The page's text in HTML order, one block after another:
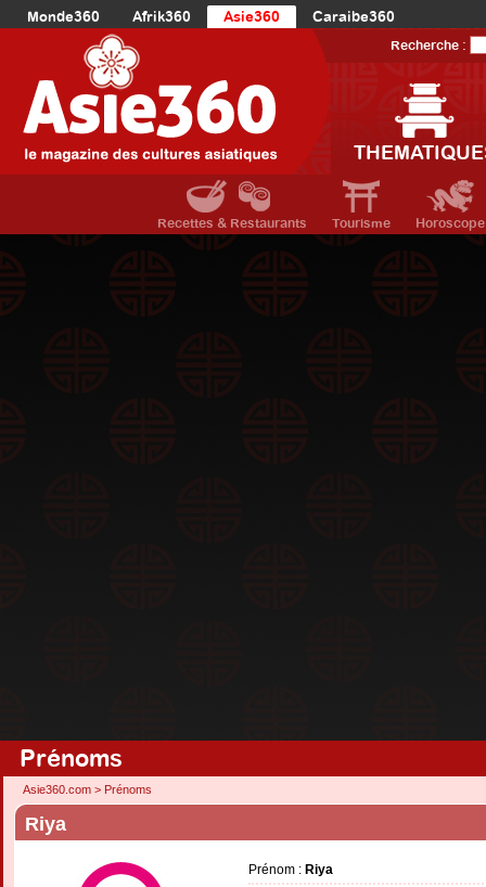
Monde360 Afrik360 Asie360
Caraibe360
Europe360
AmériqueDuNord360
Océanie360
Recherche :
Recettes & Restaurants Tourisme Horoscope
Prénoms
Asie360.com > Prénoms
Riya
Prénom : Riya